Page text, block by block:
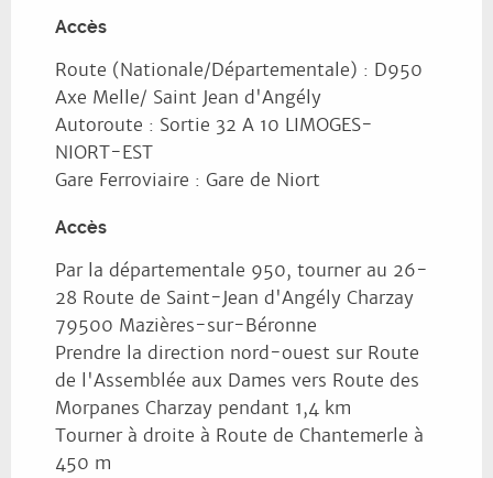
Accès
Accès
Route (Nationale/Départementale) : D950
Axe Melle/ Saint Jean d'Angély
Autoroute : Sortie 32 A 10 LIMOGES-
NIORT-EST
Gare Ferroviaire : Gare de Niort
Accès
Accès
Par la départementale 950, tourner au 26-
28 Route de Saint-Jean d'Angély Charzay
79500 Mazières-sur-Béronne
Prendre la direction nord-ouest sur Route
de l'Assemblée aux Dames vers Route des
Morpanes Charzay pendant 1,4 km
Tourner à droite à Route de Chantemerle à
450 m